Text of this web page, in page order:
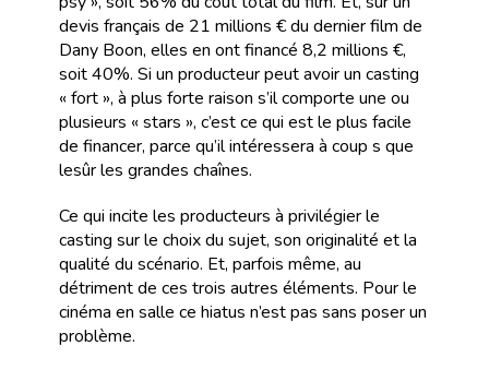
devis français de 21 millions € du dernier film de
Dany Boon, elles en ont financé 8,2 millions €,
soit 40%. Si un producteur peut avoir un casting
« fort », à plus forte raison s’il comporte une ou
plusieurs « stars », c’est ce qui est le plus facile
de financer, parce qu’il intéressera à coup s que
lesûr les grandes chaînes.
Ce qui incite les producteurs à privilégier le
casting sur le choix du sujet, son originalité et la
qualité du scénario. Et, parfois même, au
détriment de ces trois autres éléments. Pour le
cinéma en salle ce hiatus n’est pas sans poser un
problème.